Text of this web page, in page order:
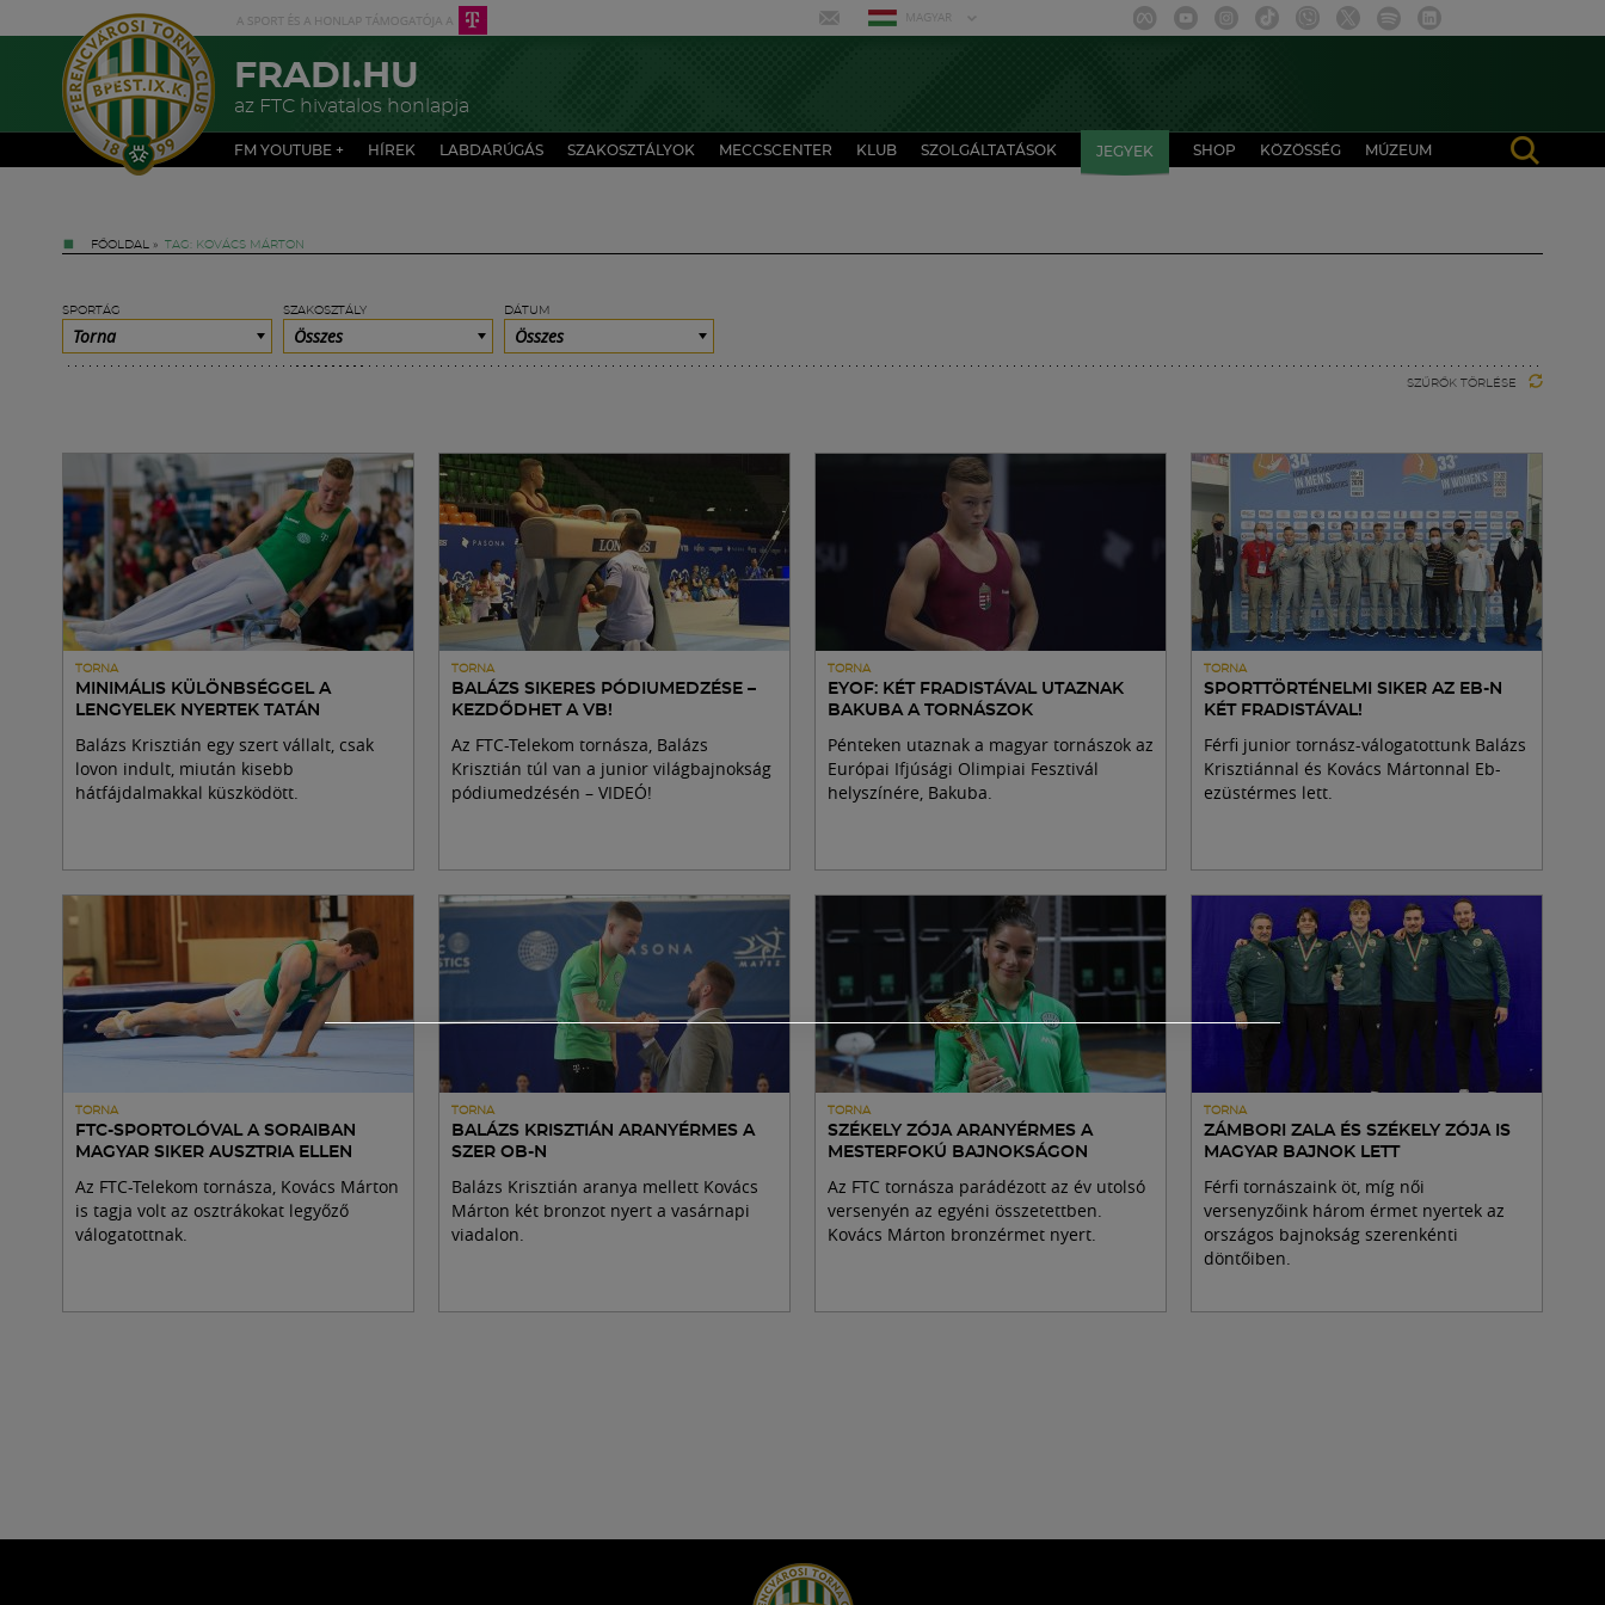
MAGYAR
FRADI.HU
az FTC hivatalos honlapja
FM YOUTUBE + HÍREK LABDARÚGÁS SZAKOSZTÁLYOK MECCSCENTER KLUB SZOLGÁLTATÁSOK JEGYEK SHOP KÖZÖSSÉG MÚZEUM
FŐOLDAL » TAG: KOVÁCS MÁRTON
SPORTÁG
Torna
SZAKOSZTÁLY
Összes
DÁTUM
Összes
SZŰRŐK TÖRLÉSE
TORNA
MINIMÁLIS KÜLÖNBSÉGGEL A
LENGYELEK NYERTEK TATÁN
Balázs Krisztián egy szert vállalt, csak
lovon indult, miután kisebb
hátfájdalmakkal küszködött.
TORNA
BALÁZS SIKERES PÓDIUMEDZÉSE –
KEZDŐDHET A VB!
Az FTC-Telekom tornásza, Balázs
Krisztián túl van a junior világbajnokság
pódiumedzésén – VIDEÓ!
TORNA
EYOF: KÉT FRADISTÁVAL UTAZNAK
BAKUBA A TORNÁSZOK
Pénteken utaznak a magyar tornászok az
Európai Ifjúsági Olimpiai Fesztivál
helyszínére, Bakuba.
TORNA
SPORTTÖRTÉNELMI SIKER AZ EB-N
KÉT FRADISTÁVAL!
Férfi junior tornász-válogatottunk Balázs
Krisztiánnal és Kovács Mártonnal Eb-
ezüstérmes lett.
TORNA
FTC-SPORTOLÓVAL A SORAIBAN
MAGYAR SIKER AUSZTRIA ELLEN
Az FTC-Telekom tornásza, Kovács Márton
is tagja volt az osztrákokat legyőző
válogatottnak.
TORNA
BALÁZS KRISZTIÁN ARANYÉRMES A
SZER OB-N
Balázs Krisztián aranya mellett Kovács
Márton két bronzot nyert a vasárnapi
viadalon.
TORNA
SZÉKELY ZÓJA ARANYÉRMES A
MESTERFOKÚ BAJNOKSÁGON
Az FTC tornásza parádézott az év utolsó
versenyén az egyéni összetettben.
Kovács Márton bronzérmet nyert.
TORNA
ZÁMBORI ZALA ÉS SZÉKELY ZÓJA IS
MAGYAR BAJNOK LETT
Férfi tornászaink öt, míg női
versenyzőink három érmet nyertek az
országos bajnokság szerenkénti
döntőiben.